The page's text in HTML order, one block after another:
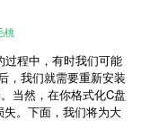
桃
程中，有时我们可能
，我们就需要重新安装
当然，在你格式化C盘
。下面，我们将为大